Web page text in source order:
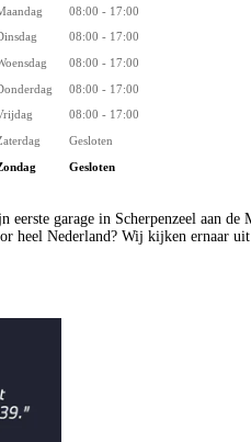
08:00 - 17:00
08:00 - 17:00
08:00 - 17:00
08:00 - 17:00
08:00 - 17:00
Gesloten
Gesloten
garage in Scherpenzeel aan
heel Nederland? Wij kijken ernaar